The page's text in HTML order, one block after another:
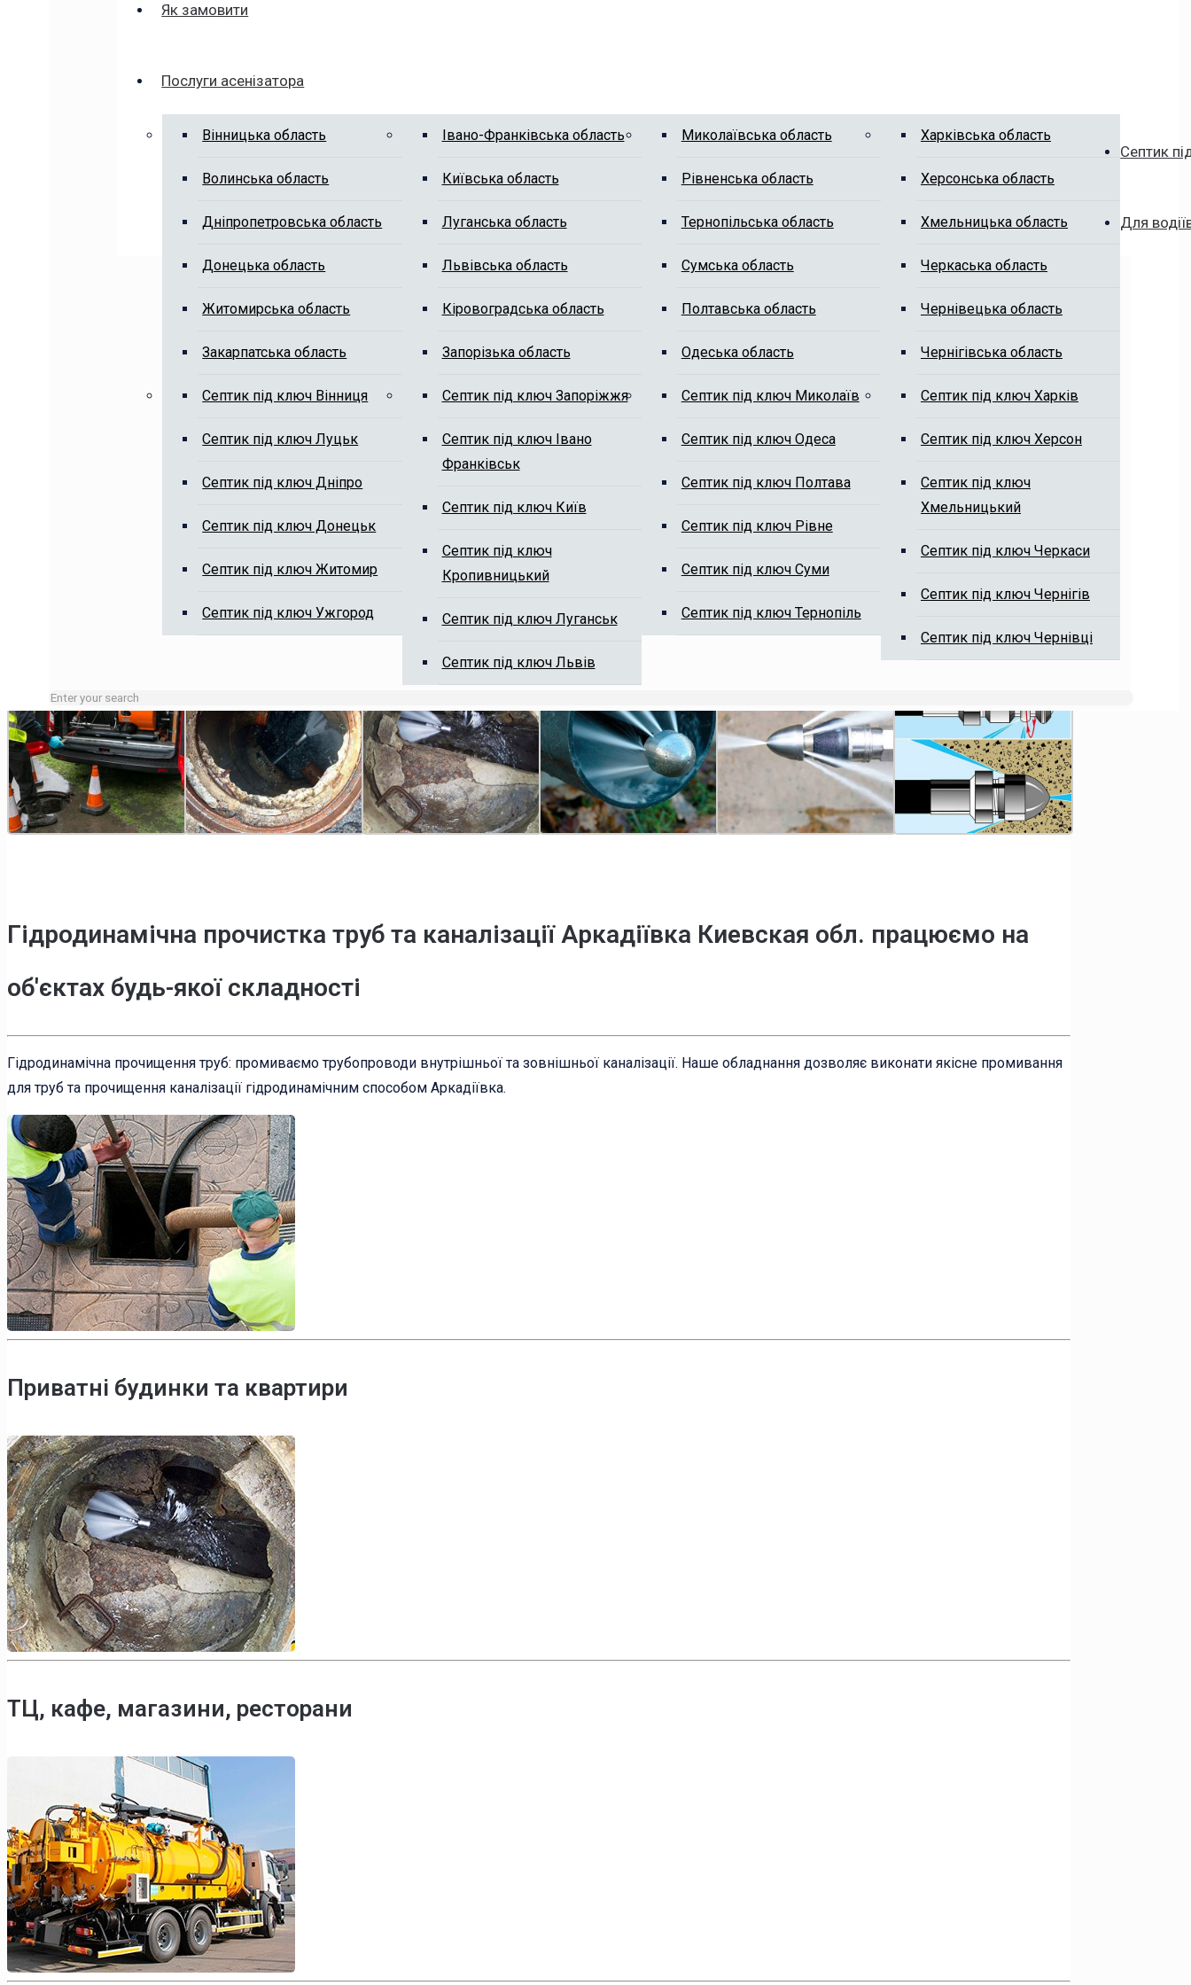
Як замовити
Послуги асенізатора
Вінницька область
Волинська область
Дніпропетровська область
Донецька область
Житомирська область
Закарпатська область
Івано-Франківська область
Київська область
Луганська область
Львівська область
Кіровоградська область
Запорізька область
Миколаївська область
Рівненська область
Тернопільська область
Сумська область
Полтавська область
Одеська область
Харківська область
Херсонська область
Хмельницька область
Черкаська область
Чернівецька область
Чернігівська область
Септик
Септик під ключ Вінниця
Септик під ключ Луцьк
Септик під ключ Дніпро
Септик під ключ Донецьк
Септик під ключ Житомир
Септик під ключ Ужгород
Септик під ключ Запоріжжя
Септик під ключ Івано
Франківськ
Септик під ключ Київ
Септик під ключ
Кропивницький
Септик під ключ Луганськ
Септик під ключ Львів
Септик під ключ Миколаїв
Септик під ключ Одеса
Септик під ключ Полтава
Септик під ключ Рівне
Септик під ключ Суми
Септик під ключ Тернопіль
Септик під ключ Харків
Септик під ключ Херсон
Септик під ключ
Хмельницький
Септик під ключ Черкаси
Септик під ключ Чернігів
Септик під ключ Чернівці
Для
Викачка вигрібних ям, чистка ям від мулу
Зайняті лінії або неробочий час залишайте заявку на сайті, ми Вам передзвонимо.
Гідродинамічна прочистка труб та каналізації Аркадіївка Киевская обл. працюємо на
об'єктах будь-якої складності
Гідродинамічна прочищення труб: промиваємо трубопроводи внутрішньої та зовнішньої каналізації. Наше обладнання дозволяє виконати якісне промивання
для труб та прочищення каналізації гідродинамічним способом Аркадіївка.
Приватні будинки та квартири
ТЦ, кафе, магазини, ресторани